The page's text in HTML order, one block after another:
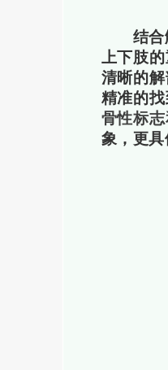
结
上下肢
清晰的
精准的
骨性标
象，更具